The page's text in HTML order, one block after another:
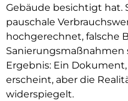
Gebäude besichtigt hat.
pauschale
hochgerechnet, falsche
Sanierungsmaßnahmen
Ergebnis: Ein
erscheint, aber die
widerspiegelt.